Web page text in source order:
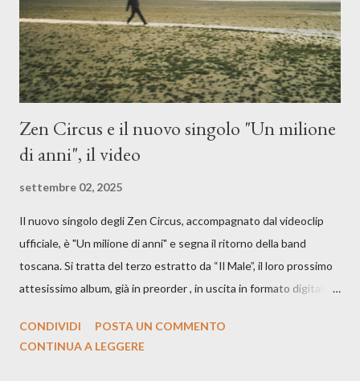
cover, ma...
Zen Circus e il nuovo singolo "Un milione
di anni", il video
settembre 02, 2025
Il nuovo singolo degli Zen Circus, accompagnato dal videoclip
ufficiale, è "Un milione di anni" e segna il ritorno della band
toscana. Si tratta del terzo estratto da “Il Male”, il loro prossimo
attesissimo album, già in preorder , in uscita in formato digitale il
Records. GUARDA IL VIDEO: CREDITI Produced by A71
CONDIVIDI
POSTA UN COMMENTO
CONTINUA A LEGGERE